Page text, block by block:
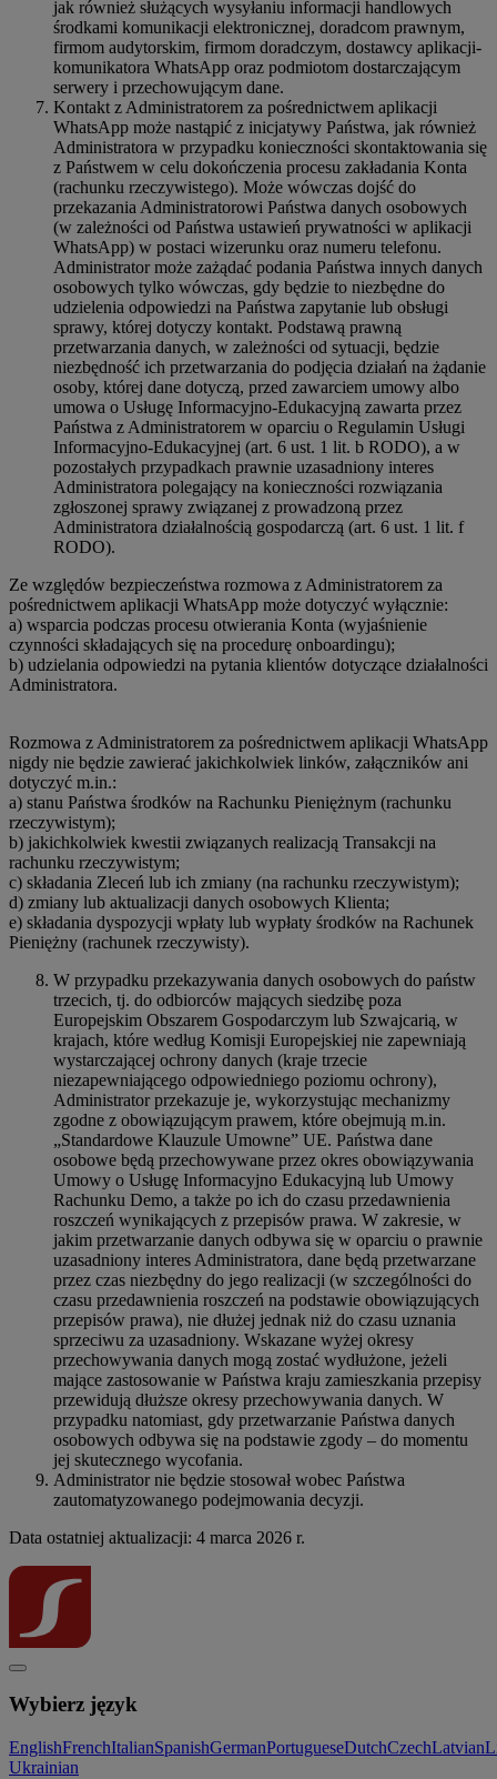
jak również służących wysyłaniu informacji handlowych
środkami komunikacji elektronicznej, doradcom prawnym,
firmom audytorskim, firmom doradczym, dostawcy aplikacji-
komunikatora WhatsApp oraz podmiotom dostarczającym
serwery i przechowującym dane.
Kontakt z Administratorem za pośrednictwem aplikacji
WhatsApp może nastąpić z inicjatywy Państwa, jak również
Administratora w przypadku konieczności skontaktowania się
z Państwem w celu dokończenia procesu zakładania Konta
(rachunku rzeczywistego). Może wówczas dojść do
przekazania Administratorowi Państwa danych osobowych
(w zależności od Państwa ustawień prywatności w aplikacji
WhatsApp) w postaci wizerunku oraz numeru telefonu.
Administrator może zażądać podania Państwa innych danych
osobowych tylko wówczas, gdy będzie to niezbędne do
udzielenia odpowiedzi na Państwa zapytanie lub obsługi
sprawy, której dotyczy kontakt. Podstawą prawną
przetwarzania danych, w zależności od sytuacji, będzie
niezbędność ich przetwarzania do podjęcia działań na żądanie
osoby, której dane dotyczą, przed zawarciem umowy albo
umowa o Usługę Informacyjno-Edukacyjną zawarta przez
Państwa z Administratorem w oparciu o Regulamin Usługi
Informacyjno-Edukacyjnej (art. 6 ust. 1 lit. b RODO), a w
pozostałych przypadkach prawnie uzasadniony interes
Administratora polegający na konieczności rozwiązania
zgłoszonej sprawy związanej z prowadzoną przez
Administratora działalnością gospodarczą (art. 6 ust. 1 lit. f
RODO).
Ze względów bezpieczeństwa rozmowa z Administratorem za
pośrednictwem aplikacji WhatsApp może dotyczyć wyłącznie:
a) wsparcia podczas procesu otwierania Konta (wyjaśnienie
czynności składających się na procedurę onboardingu);
b) udzielania odpowiedzi na pytania klientów dotyczące działalności
Administratora.
Rozmowa z Administratorem za pośrednictwem aplikacji WhatsApp
nigdy nie będzie zawierać jakichkolwiek linków, załączników ani
dotyczyć m.in.:
a) stanu Państwa środków na Rachunku Pieniężnym (rachunku
rzeczywistym);
b) jakichkolwiek kwestii związanych realizacją Transakcji na
rachunku rzeczywistym;
c) składania Zleceń lub ich zmiany (na rachunku rzeczywistym);
d) zmiany lub aktualizacji danych osobowych Klienta;
e) składania dyspozycji wpłaty lub wypłaty środków na Rachunek
Pieniężny (rachunek rzeczywisty).
W przypadku przekazywania danych osobowych do państw
trzecich, tj. do odbiorców mających siedzibę poza
Europejskim Obszarem Gospodarczym lub Szwajcarią, w
krajach, które według Komisji Europejskiej nie zapewniają
wystarczającej ochrony danych (kraje trzecie
niezapewniającego odpowiedniego poziomu ochrony),
Administrator przekazuje je, wykorzystując mechanizmy
zgodne z obowiązującym prawem, które obejmują m.in.
„Standardowe Klauzule Umowne” UE. Państwa dane
osobowe będą przechowywane przez okres obowiązywania
Umowy o Usługę Informacyjno Edukacyjną lub Umowy
Rachunku Demo, a także po ich do czasu przedawnienia
roszczeń wynikających z przepisów prawa. W zakresie, w
jakim przetwarzanie danych odbywa się w oparciu o prawnie
uzasadniony interes Administratora, dane będą przetwarzane
przez czas niezbędny do jego realizacji (w szczególności do
czasu przedawnienia roszczeń na podstawie obowiązujących
przepisów prawa), nie dłużej jednak niż do czasu uznania
sprzeciwu za uzasadniony. Wskazane wyżej okresy
przechowywania danych mogą zostać wydłużone, jeżeli
mające zastosowanie w Państwa kraju zamieszkania przepisy
przewidują dłuższe okresy przechowywania danych. W
przypadku natomiast, gdy przetwarzanie Państwa danych
osobowych odbywa się na podstawie zgody – do momentu
jej skutecznego wycofania.
Administrator nie będzie stosował wobec Państwa
zautomatyzowanego podejmowania decyzji.
Data ostatniej aktualizacji: 4 marca 2026 r.
Wybierz język
EnglishFrenchItalianSpanishGermanPortugueseDutchCzechLatvian
Ukrainian